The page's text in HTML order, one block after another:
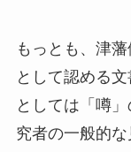
もっとも、津
として認める
としては「噂
究者の一般的